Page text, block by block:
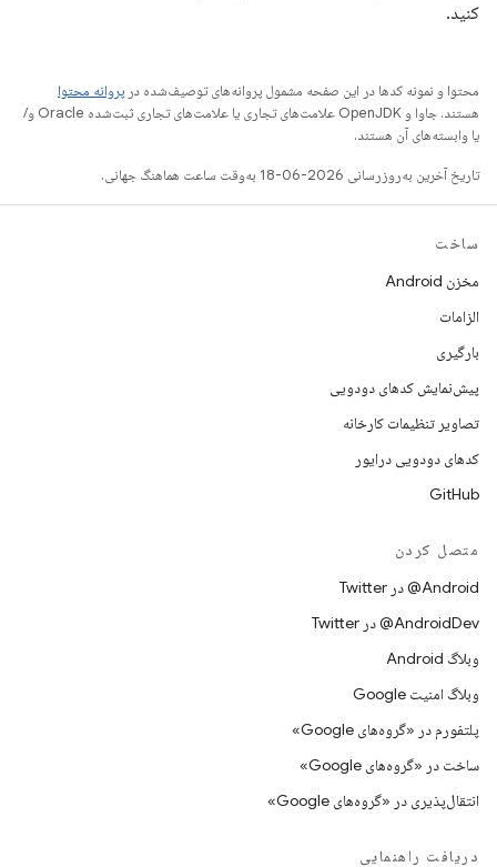
کنید.
محتوا و نمونه کدها در این صفحه مشمول پروانه‌های توصیف‌شده در پروانه محتوا
هستند. جاوا و OpenJDK علامت‌های تجاری یا علامت‌های تجاری ثبت‌شده Oracle و/
یا وابسته‌های آن هستند.
تاریخ آخرین به‌روزرسانی 2026-06-18 به‌وقت ساعت هماهنگ جهانی.
ساخت
مخزن Android
الزامات
بارگیری
پیش‌نمایش کدهای دودویی
تصاویر تنظیمات کارخانه
کدهای دودویی درایور
GitHub
متصل کردن
Android@ در Twitter
AndroidDev@ در Twitter
وبلاگ Android
وبلاگ امنیت Google
پلتفورم در «گروه‌های Google»
ساخت در «گروه‌های Google»
انتقال‌پذیری در «گروه‌های Google»
دریافت راهنمایی